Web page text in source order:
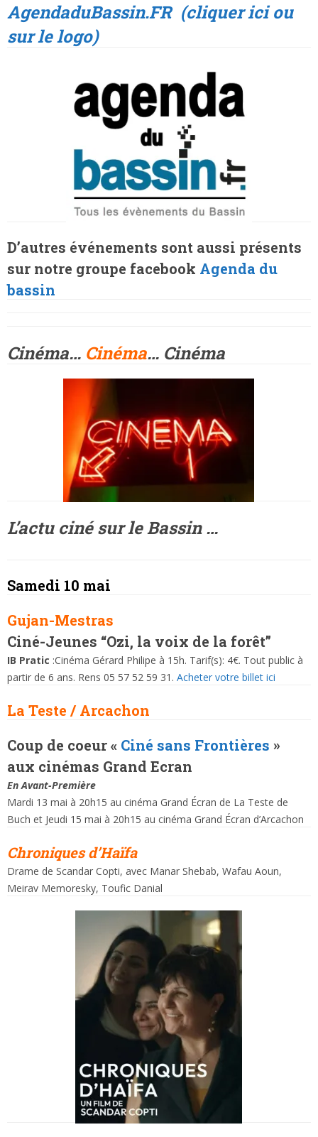
AgendaduBassin.FR (cliquer ici ou
sur le logo)
D’autres événements sont aussi présents
sur notre groupe facebook Agenda du
bassin
Cinéma… Cinéma… Cinéma
L’actu ciné sur le Bassin …
Samedi 10 mai
Gujan-Mestras
Ciné-Jeunes “Ozi, la voix de la forêt”
IB Pratic :Cinéma Gérard Philipe à 15h. Tarif(s): 4€. Tout public à
partir de 6 ans. Rens 05 57 52 59 31. Acheter votre billet ici
La Teste / Arcachon
Coup de coeur « Ciné sans Frontières »
aux cinémas Grand Ecran
En Avant-Première
Mardi 13 mai à 20h15 au cinéma Grand Écran de La Teste de
Buch et Jeudi 15 mai à 20h15 au cinéma Grand Écran d’Arcachon
Chroniques d’Haïfa
Drame de Scandar Copti, avec Manar Shebab, Wafau Aoun,
Meirav Memoresky, Toufic Danial